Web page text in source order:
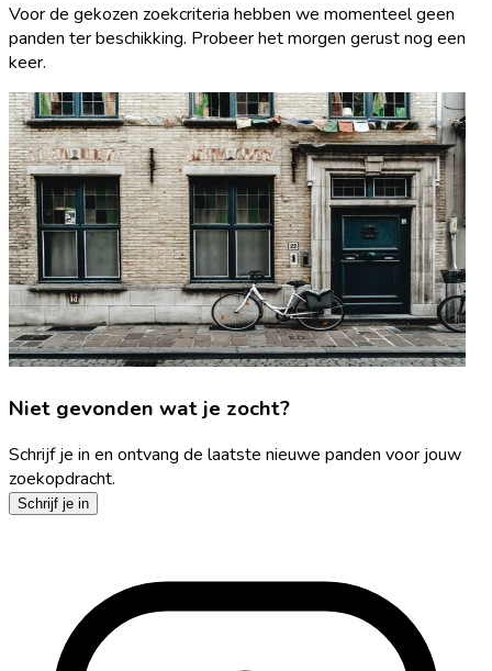
Voor de gekozen zoekcriteria hebben we momenteel geen
panden ter beschikking. Probeer het morgen gerust nog een
keer.
Niet gevonden wat je zocht?
Schrijf je in en ontvang de laatste nieuwe panden voor jouw
zoekopdracht.
Schrijf je in